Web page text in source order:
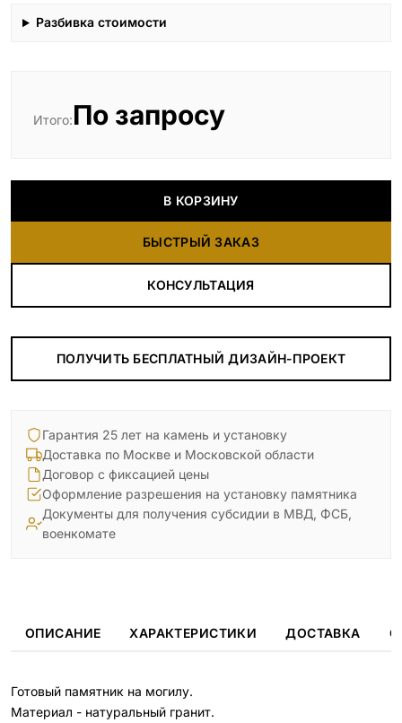
Разбивка стоимости
Итого:По запросу
В КОРЗИНУ
БЫСТРЫЙ ЗАКАЗ
КОНСУЛЬТАЦИЯ
ПОЛУЧИТЬ БЕСПЛАТНЫЙ ДИЗАЙН-ПРОЕКТ
Гарантия 25 лет на камень и установку
Доставка по Москве и Московской области
Договор с фиксацией цены
Оформление разрешения на установку памятника
Документы для получения субсидии в МВД, ФСБ,
военкомате
ОПИСАНИЕ ХАРАКТЕРИСТИКИ ДОСТАВКА
Готовый памятник на могилу.
Материал - натуральный гранит.